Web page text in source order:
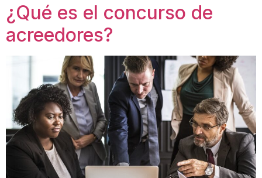
¿Qué es el concurso de
acreedores?